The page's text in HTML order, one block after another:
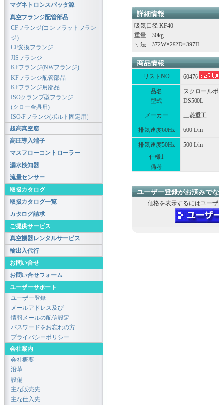
詳細情報
吸気口径 KF40
重量 30kg
寸法 372W×292D×397H
商品情報
リストNO 60476
品名
型式
スクロール
DS500L
メーカー 三菱重工
排気速度60Hz 600 L/m
排気速度50Hz
500 L/m
仕様1
備考
ユーザー登録がお済みで
価格を表示するにはユー
マグネトロンスパッタ源
真空フランジ配管部品
CFフランジ(コンフラットフラン
ジ)
CF変換フランジ
JISフランジ
KFフランジ(NWフランジ)
KFフランジ配管部品
KFフランジ用部品
ISOクランプ型フランジ
(クロー金具用)
ISO-Fフランジ(ボルト固定用)
超高真空窓
高圧導入端子
マスフローコントローラー
漏水検知器
流量センサー
取扱カタログ
取扱カタログ一覧
カタログ請求
ご提供サービス
真空機器レンタルサービス
輸出入代行
お問い合せ
お問い合せフォーム
ユーザーサポート
ユーザー登録
メールアドレス及び
情報メールの配信設定
パスワードをお忘れの方
プライバシーポリシー
会社案内
会社概要
沿革
設備
主な販売先
主な仕入先